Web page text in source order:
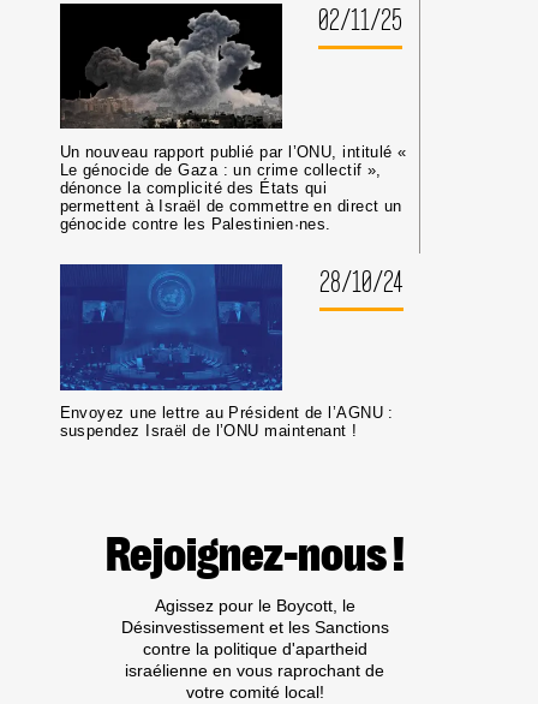
02/11/25
Un nouveau rapport publié par l’ONU, intitulé «
Le génocide de Gaza : un crime collectif »,
dénonce la complicité des États qui
permettent à Israël de commettre en direct un
génocide contre les Palestinien·nes.
28/10/24
Envoyez une lettre au Président de l’AGNU :
suspendez Israël de l’ONU maintenant !
Rejoignez-nous !
Agissez pour le Boycott, le
Désinvestissement et les Sanctions
contre la politique d'apartheid
israélienne en vous raprochant de
votre comité local!